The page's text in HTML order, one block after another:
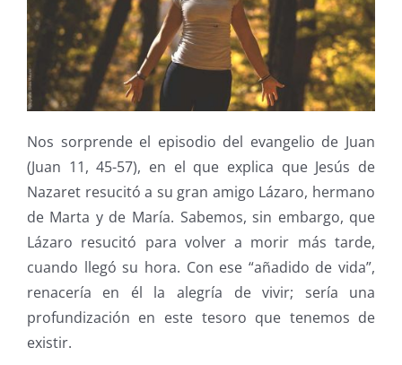
Nos sorprende el episodio del evangelio de Juan
(Juan 11, 45-57), en el que explica que Jesús de
Nazaret resucitó a su gran amigo Lázaro, hermano
de Marta y de María. Sabemos, sin embargo, que
Lázaro resucitó para volver a morir más tarde,
cuando llegó su hora. Con ese “añadido de vida”,
renacería en él la alegría de vivir; sería una
profundización en este tesoro que tenemos de
existir.